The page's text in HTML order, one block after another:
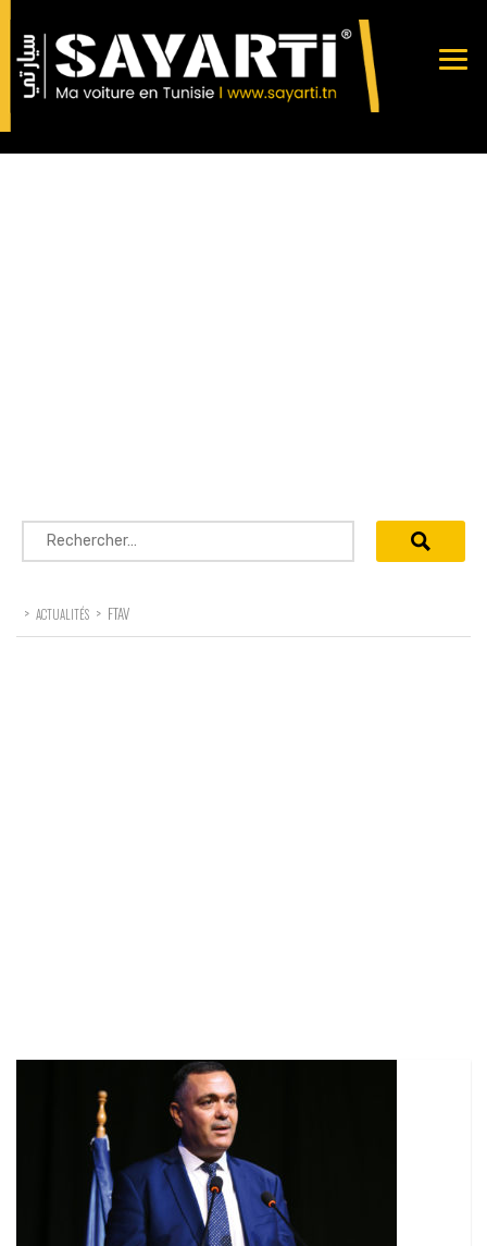
Rechercher :
> ACTUALITÉS > FTAV